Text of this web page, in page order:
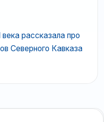
века рассказала про
Северного Кавказа